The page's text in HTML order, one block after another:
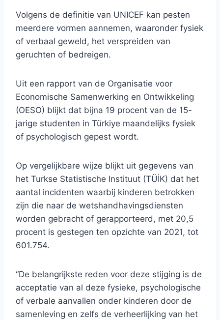
Volgens de definitie van UNICEF kan pesten
meerdere vormen aannemen, waaronder fysiek
of verbaal geweld, het verspreiden van
geruchten of bedreigen.
Uit een rapport van de Organisatie voor
Economische Samenwerking en Ontwikkeling
(OESO) blijkt dat bijna 19 procent van de 15-
jarige studenten in Türkiye maandelijks fysiek
of psychologisch gepest wordt.
Op vergelijkbare wijze blijkt uit gegevens van
het Turkse Statistische Instituut (TÜİK) dat het
aantal incidenten waarbij kinderen betrokken
zijn die naar de wetshandhavingsdiensten
worden gebracht of gerapporteerd, met 20,5
procent is gestegen ten opzichte van 2021, tot
601.754.
“De belangrijkste reden voor deze stijging is de
acceptatie van al deze fysieke, psychologische
of verbale aanvallen onder kinderen door de
samenleving en zelfs de verheerlijking van het